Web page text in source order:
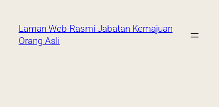
Laman Web Rasmi Jabatan Kemajuan
Orang Asli